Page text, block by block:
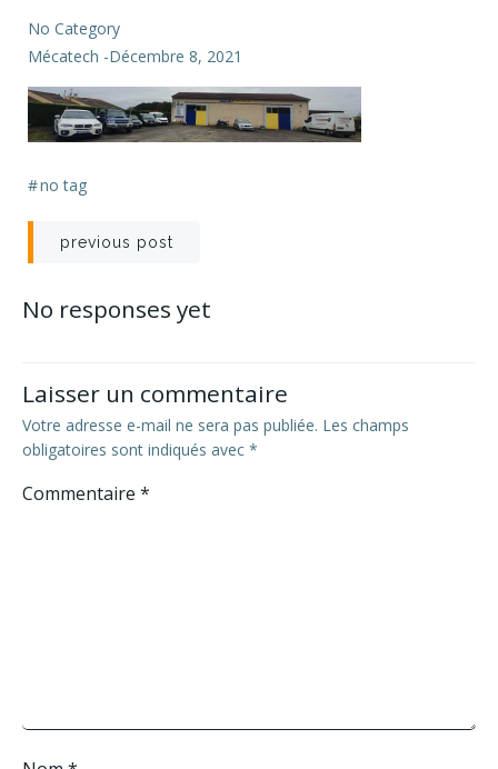
No Category
Mécatech -Décembre 8, 2021
#no tag
Navigation
de
previous post
No responses yet
Laisser un commentaire
Votre adresse e-mail ne sera pas publiée. Les champs
obligatoires sont indiqués avec *
Commentaire *